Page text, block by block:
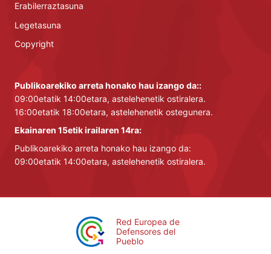
Erabilerraztasuna
Legetasuna
Copyright
Publikoarekiko arreta honako hau izango da::
09:00etatik 14:00etara, astelehenetik ostiralera.
16:00etatik 18:00etara, astelehenetik ostegunera.
Ekainaren 15etik irailaren 14ra:
Publikoarekiko arreta honako hau izango da:
09:00etatik 14:00etara, astelehenetik ostiralera.
Red Europea de
Defensores del
Pueblo